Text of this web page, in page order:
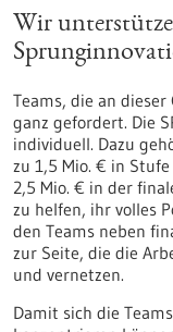
Wir
Teams, die an
ganz gefordert. Die
individuell. Dazu
zu 1,5 Mio. € in
2,5 Mio. € in der
zu helfen, ihr volles
den Teams neben
zur Seite, die die
und vernetzen.
Damit sich die